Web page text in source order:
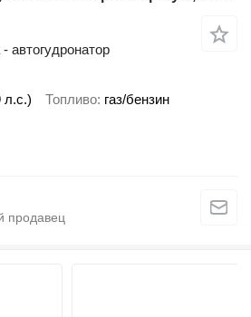
автогудронатор
л.с.) Топливо газ/бензин